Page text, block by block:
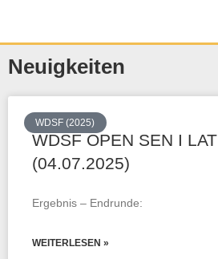
Neuigkeiten
WDSF (2025)
WDSF OPEN SEN I LAT
(04.07.2025)
Ergebnis – Endrunde:
WEITERLESEN »